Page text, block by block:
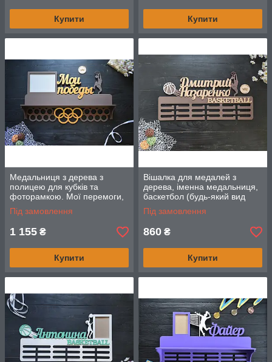
Купити Купити
Медальниця з дерева з
полицею для кубків та
фоторамкою. Мої перемоги,
баскетбол (будь-який вид
спорту, колір та текст)
Під замовлення
1 155 ₴
Купити
Вішалка для медалей з
дерева, іменна медальниця,
баскетбол (будь-який вид
спорту та ім'я)
Під замовлення
860 ₴
Купити